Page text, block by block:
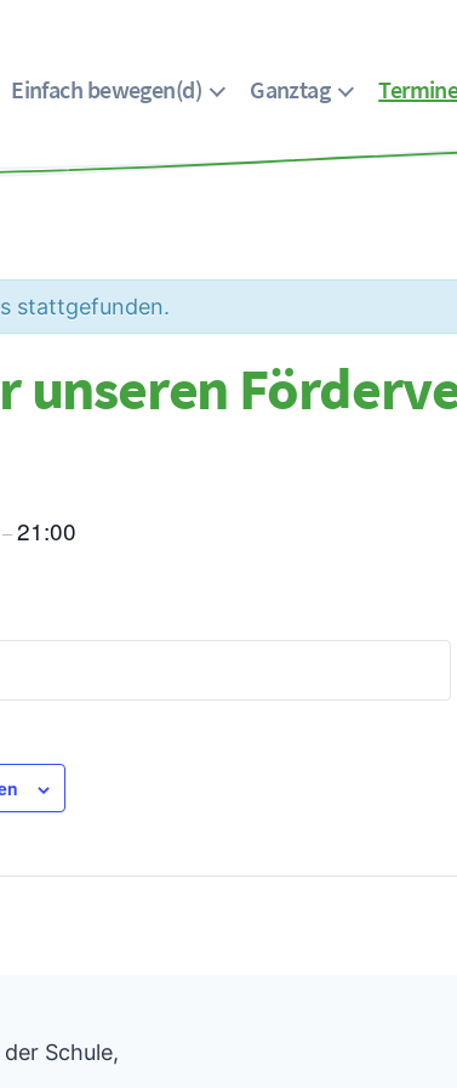
Einfach bewegen(d) Ganztag
stattgefunden.
unseren
–21:00
Schule,